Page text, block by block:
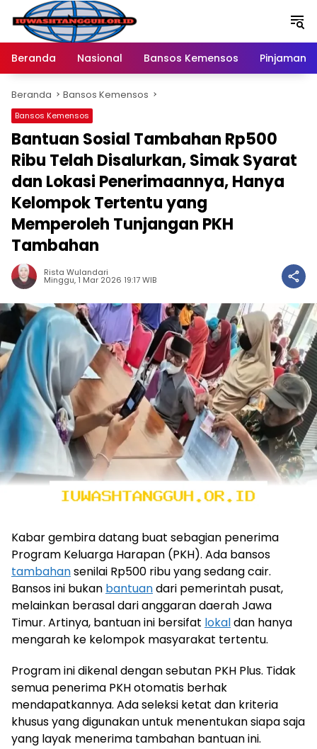
Langsung
konten
Beranda
Nasional Bansos Kemensos Pinjaman
Beranda Bansos Kemensos
Bansos Kemensos
Bantuan Sosial Tambahan Rp500
Ribu Telah Disalurkan, Simak Syarat
dan Lokasi Penerimaannya, Hanya
Kelompok Tertentu yang
Memperoleh Tunjangan PKH
Tambahan
Rista Wulandari
Minggu, 1 Mar 2026 19:17 WIB
Kabar gembira datang buat sebagian penerima
Program Keluarga Harapan (PKH). Ada bansos
tambahansenilai Rp500 ribu yang sedang cair.
Bansos ini bukan bantuandari pemerintah pusat,
melainkan berasal dari anggaran daerah Jawa
Timur. Artinya, bantuan ini bersifat lokaldan hanya
mengarah ke kelompok masyarakat tertentu.
Program ini dikenal dengan sebutan PKH Plus. Tidak
semua penerima PKH otomatis berhak
mendapatkannya. Ada seleksi ketat dan kriteria
khusus yang digunakan untuk menentukan siapa saja
yang layak menerima tambahan bantuan ini.